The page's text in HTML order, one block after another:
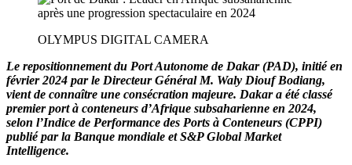
OLYMPUS DIGITAL CAMERA
Le repositionnement du Port Autonome de Dakar (PAD), initié en
février 2024 par le Directeur Général M. Waly Diouf Bodiang,
vient de connaître une consécration majeure. Dakar a été classé
premier port à conteneurs d’Afrique subsaharienne en 2024,
selon l’Indice de Performance des Ports à Conteneurs (CPPI)
publié par la Banque mondiale et S&P Global Market
Intelligence.